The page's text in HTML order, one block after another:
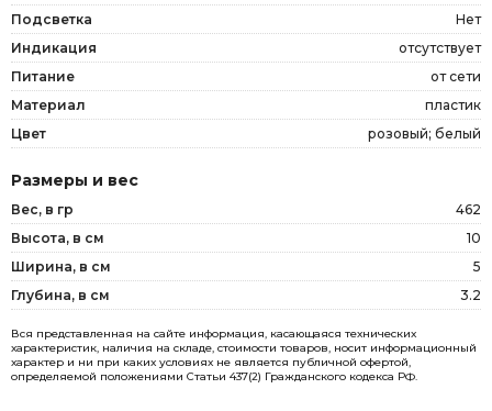
Подсветка
Нет
Индикация
отсутствует
Питание
от сети
Материал
пластик
Цвет
розовый; белый
Размеры и вес
Вес, в гр
462
Высота, в см
10
Ширина, в см
5
Глубина, в см
3.2
Вся представленная на сайте информация, касающаяся технических
характеристик, наличия на складе, стоимости товаров, носит информационный
характер и ни при каких условиях не является публичной офертой,
определяемой положениями Статьи 437(2) Гражданского кодекса РФ.